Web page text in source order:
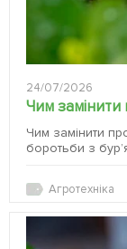
24/07/2026
Чим
Чим замінити
боротьби з
Агротехніка